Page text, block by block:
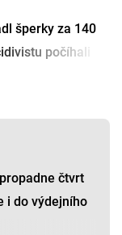
šperky za 140
počíhali
čtvrt
i do výdejního